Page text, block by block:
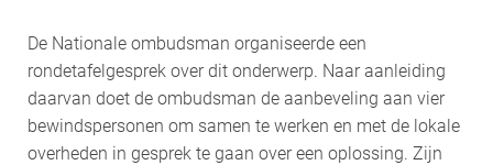
De Nationale ombudsman organiseerde een
rondetafelgesprek over dit onderwerp. Naar aanleiding
daarvan doet de ombudsman de aanbeveling aan vier
bewindspersonen om samen te werken en met de lokale
overheden in gesprek te gaan over een oplossing. Zijn